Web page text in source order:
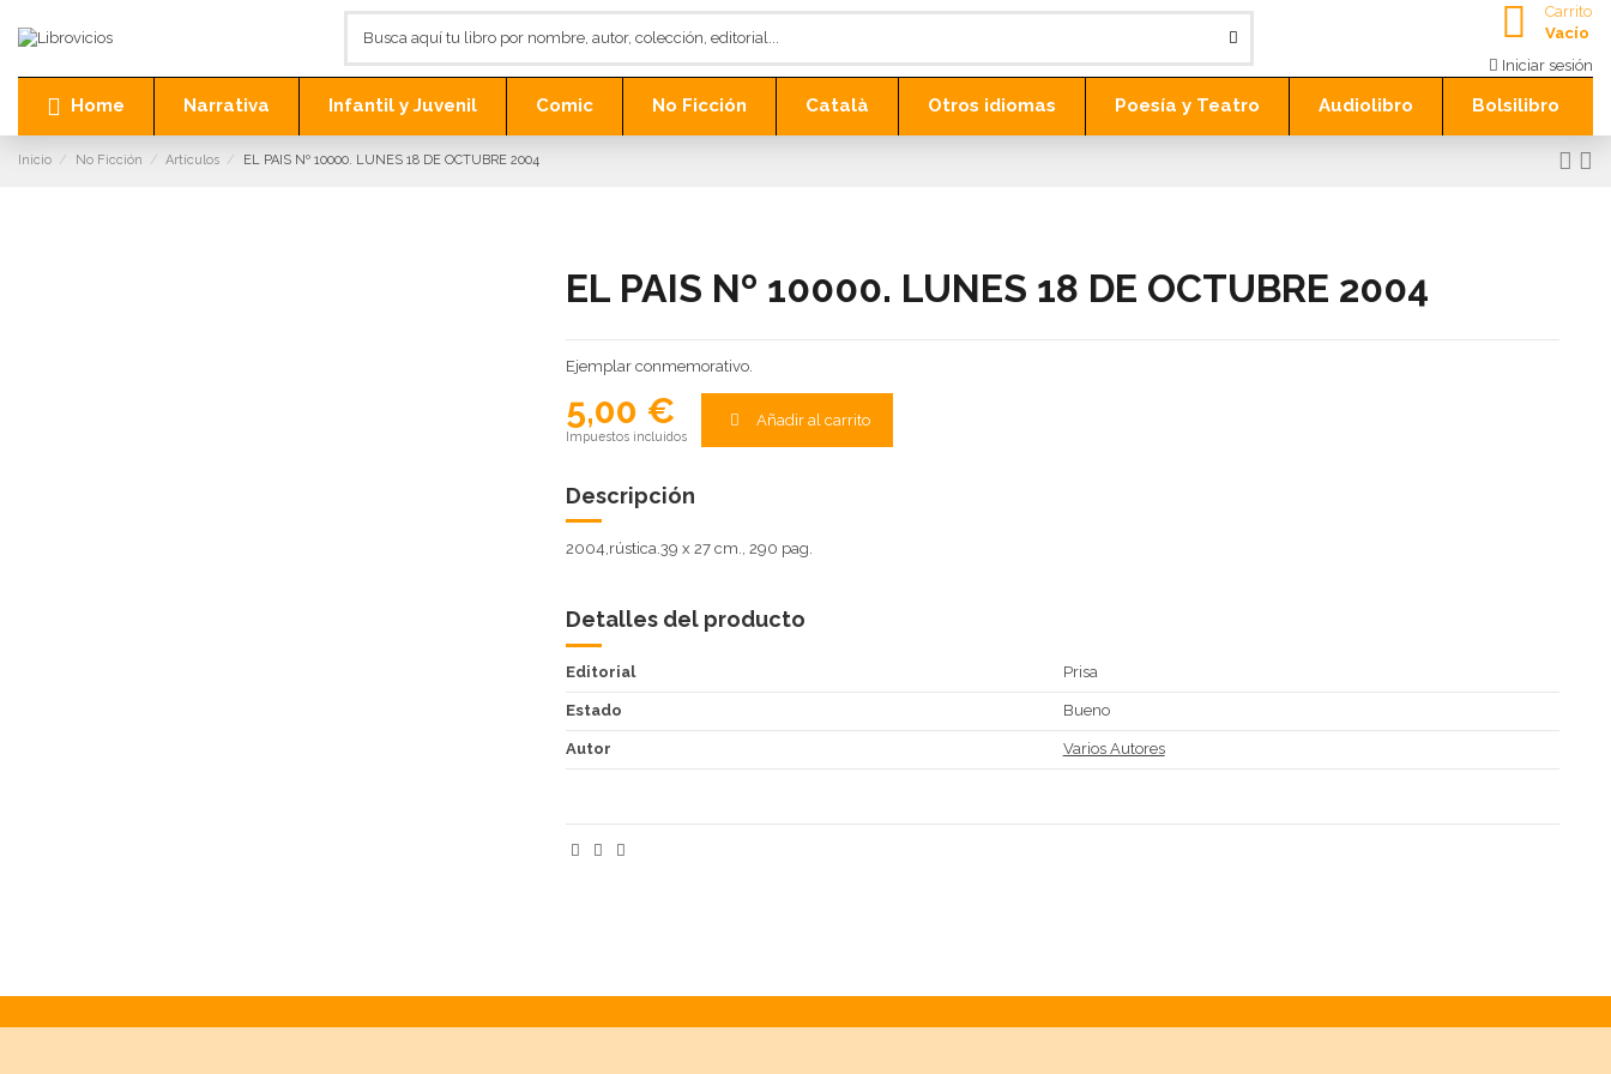
Carrito
Vacío
Iniciar sesión
Home Narrativa Infantil y Juvenil Comic No Ficción Català Otros idiomas Poesía y Teatro Audiolibro Bolsilibro
Inicio No Ficción Artículos EL PAIS Nº 10000. LUNES 18 DE OCTUBRE 2004
EL PAIS Nº 10000. LUNES 18 DE OCTUBRE 2004
Ejemplar conmemorativo.
5,00 €
Impuestos incluidos
Añadir al carrito
Descripción
2004,rústica.39 x 27 cm., 290 pag.
Detalles del producto
Editorial Prisa
Estado Bueno
Autor Varios Autores